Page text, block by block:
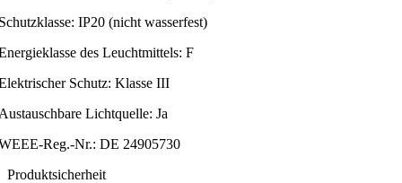
IP20 (nicht wasserfest)
des Leuchtmittels: F
Schutz: Klasse III
Lichtquelle: Ja
Reg.-Nr.: DE 24905730
Produktsicherheit